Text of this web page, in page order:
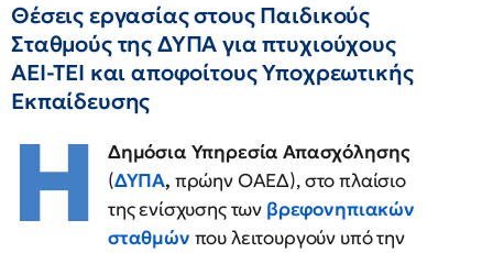
Θέσεις εργασίας στους Παιδικούς
Σταθμούς της ΔΥΠΑ για πτυχιούχους
ΑΕΙ-ΤΕΙ και αποφοίτους Υποχρεωτικής
Εκπαίδευσης
Η
Δημόσια Υπηρεσία Απασχόλησης
(ΔΥΠΑ, πρώην ΟΑΕΔ), στο πλαίσιο
της ενίσχυσης των βρεφονηπιακών
σταθμών που λειτουργούν υπό την